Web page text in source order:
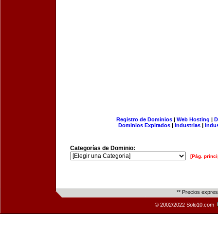
Registro de Dominios| Web Hosting |
Dominios Expirados | Industrias |
Categorías de Dominio:
[Pág.
** Precios
© 2002/2022 Solo10.com